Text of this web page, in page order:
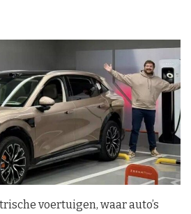
voertuigen, waar auto’s